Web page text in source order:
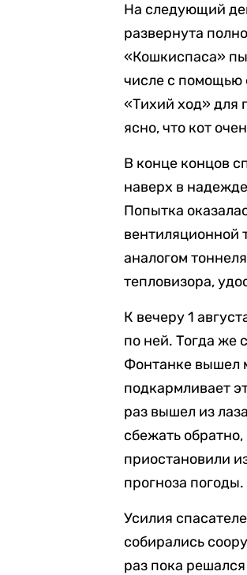
На следующий
развернута
«Кошкиспаса»
числе с помощью
«Тихий ход» для
ясно, что кот
В конце концов
наверх в
Попытка
вентиляционной
аналогом
тепловизора,
К вечеру 1
по ней. Тогда же
Фонтанке вышел
подкармливает
раз вышел из
сбежать
приостановили
прогноза погоды.
Усилия
собирались
раз пока